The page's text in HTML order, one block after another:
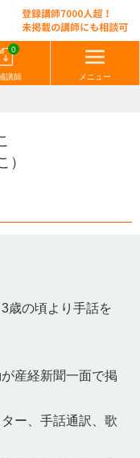
0
講師 メニュー
）
歳の頃より手話を
産経新聞一面で掲
ー、手話通訳、歌